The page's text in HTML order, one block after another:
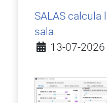
SALAS calcula
sala
Detalles
13-07-2026